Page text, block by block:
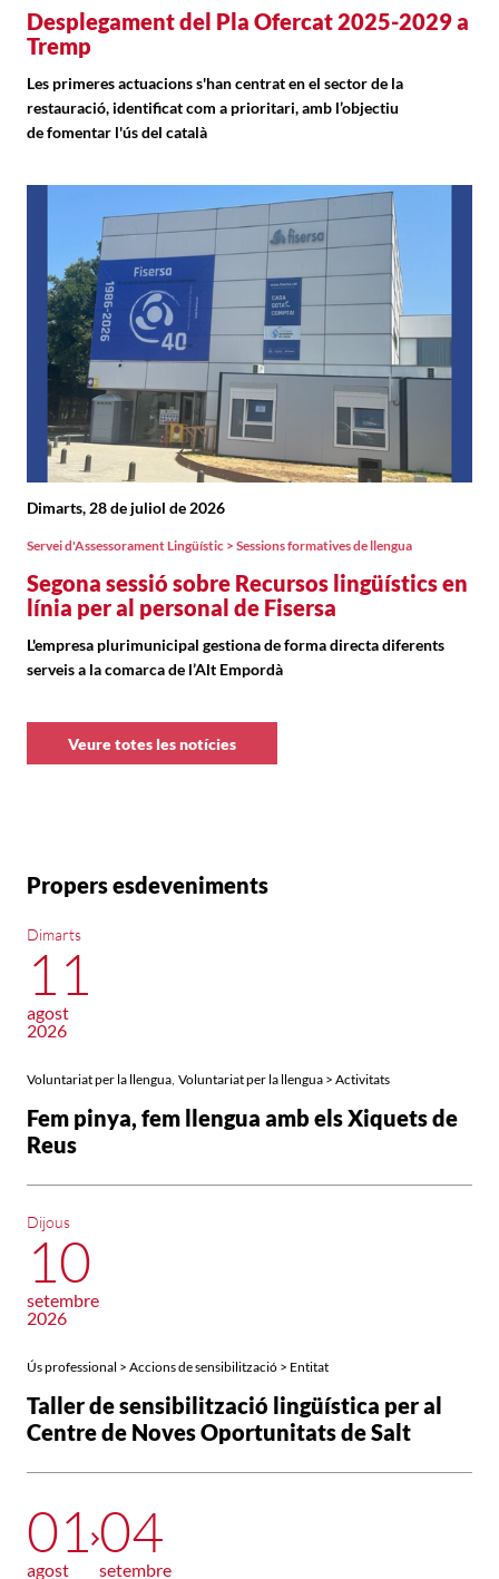
Desplegament del Pla Ofercat 2025-2029 a
Tremp
Les primeres actuacions s'han centrat en el sector de la
restauració, identificat com a prioritari, amb l’objectiu
de fomentar l'ús del català
Segona sessió sobre Recursos lingüístics en
línia per al personal de Fisersa
Dimarts, 28 de juliol de 2026
Servei d'Assessorament Lingüístic > Sessions formatives de llengua
L'empresa plurimunicipal gestiona de forma directa diferents
serveis a la comarca de l’Alt Empordà
Veure totes les notícies
Propers esdeveniments
Dimarts
11
agost
2026
Voluntariat per la llengua Voluntariat per la llengua > Activitats
Fem pinya, fem llengua amb els Xiquets de
Reus
Dijous
10
setembre
2026
Ús professional > Accions de sensibilització > Entitat
Taller de sensibilització lingüística per al
Centre de Noves Oportunitats de Salt
01
agost
04
setembre